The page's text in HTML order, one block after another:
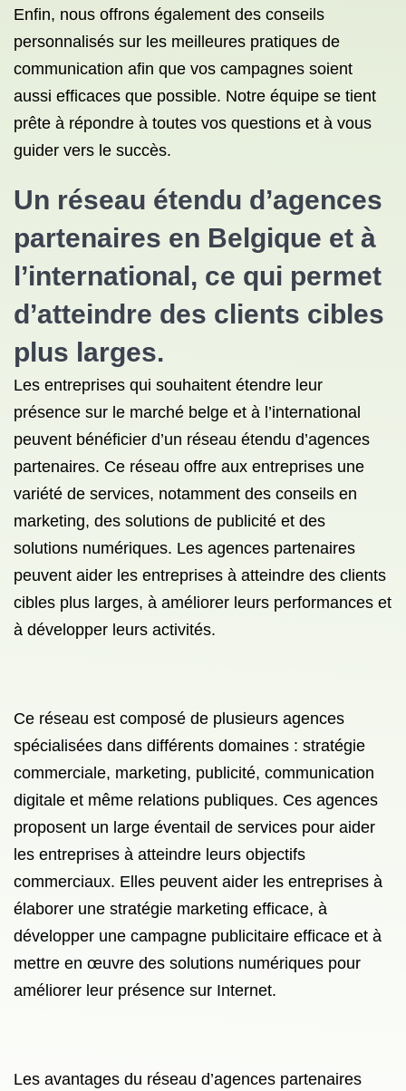
Enfin, nous offrons également des conseils
personnalisés sur les meilleures pratiques de
communication afin que vos campagnes soient
aussi efficaces que possible. Notre équipe se tient
prête à répondre à toutes vos questions et à vous
guider vers le succès.
Un réseau étendu d’agences
partenaires en Belgique et à
l’international, ce qui permet
d’atteindre des clients cibles
plus larges.
Les entreprises qui souhaitent étendre leur
présence sur le marché belge et à l’international
peuvent bénéficier d’un réseau étendu d’agences
partenaires. Ce réseau offre aux entreprises une
variété de services, notamment des conseils en
marketing, des solutions de publicité et des
solutions numériques. Les agences partenaires
peuvent aider les entreprises à atteindre des clients
cibles plus larges, à améliorer leurs performances et
à développer leurs activités.
Ce réseau est composé de plusieurs agences
spécialisées dans différents domaines : stratégie
commerciale, marketing, publicité, communication
digitale et même relations publiques. Ces agences
proposent un large éventail de services pour aider
les entreprises à atteindre leurs objectifs
commerciaux. Elles peuvent aider les entreprises à
élaborer une stratégie marketing efficace, à
développer une campagne publicitaire efficace et à
mettre en œuvre des solutions numériques pour
améliorer leur présence sur Internet.
Les avantages du réseau d’agences partenaires